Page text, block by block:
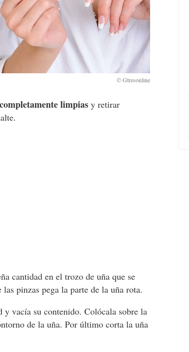
completamente limpias y retirar
cantidad en el trozo de uña que se
pinzas pega la parte de la uña rota.
y vacía su contenido. Colócala sobre la
de la uña. Por último corta la uña